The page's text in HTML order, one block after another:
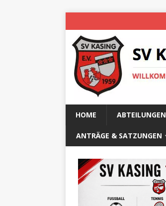
HOME ABTEILUNGEN
ANTRÄGE & SATZUNGEN